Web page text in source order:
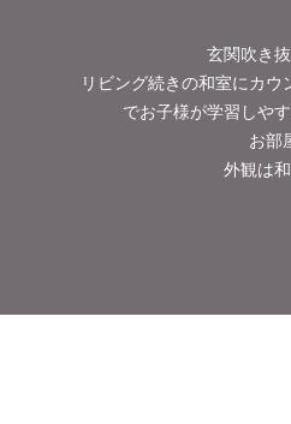
玄関吹き
リビング続きの和室にカ
でお子様が学習しや
お部
外観は